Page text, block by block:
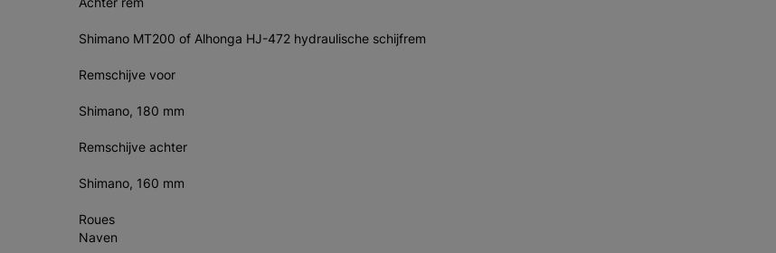
Shimano MT200 of Alhonga HJ-472 hydraulische schijfrem
Remschijve voor
Shimano, 180 mm
Remschijve achter
Shimano, 160 mm
Roues
Naven